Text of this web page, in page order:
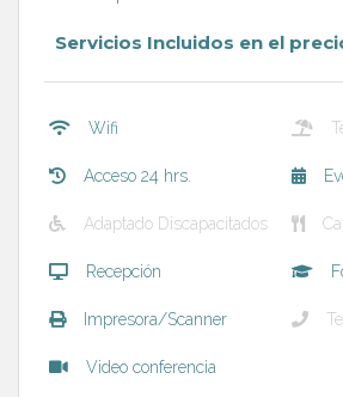
Servicios Incluidos en el
Wifi
Acceso 24 hrs.
Adaptado Discapacitados
Recepción
Impresora/Scanner
Video conferencia